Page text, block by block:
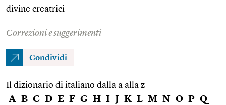
divine creatrici
Correzioni e suggerimenti
Condividi
Il dizionario di italiano dalla a alla z
A B C D E F G H I J K L M N O P Q